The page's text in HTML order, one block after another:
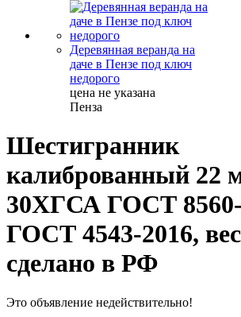
Деревянная веранда на
даче в Пензе под ключ
недорого
цена не указана
Пенза
Шестигранник
калиброванный 22
30ХГСА ГОСТ
ГОСТ 4543-2016,
сделано в РФ
Это объявление недействительно!